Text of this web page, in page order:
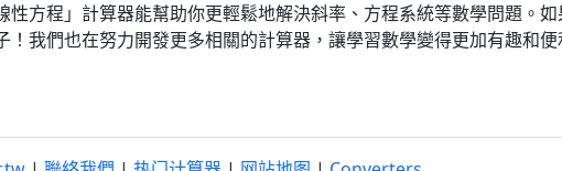
性方程」計算器能幫助你更輕鬆地解決斜率、方程系統等數學問題。
！我們也在努力開發更多相關的計算器，讓學習數學變得更加有趣和